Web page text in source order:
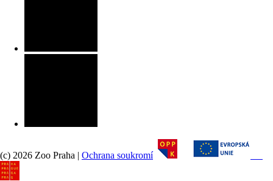
(c) 2026 Zoo Praha | Ochrana soukromí